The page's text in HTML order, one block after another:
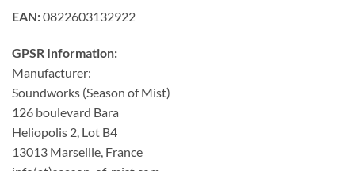
EAN:0822603132922
GPSR Information:
Manufacturer:
Soundworks (Season of Mist)
126 boulevard Bara
Heliopolis 2, Lot B4
13013 Marseille, France